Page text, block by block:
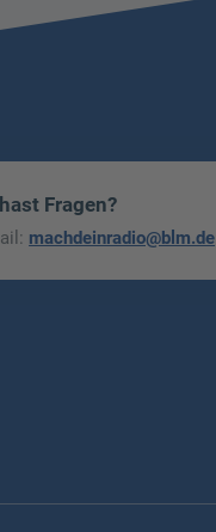
Fragen?
machdeinradio@blm.de